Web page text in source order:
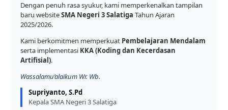
Dengan penuh rasa syukur, kami memperkenalkan tampilan
baru websiteSMA Negeri 3 Salatiga Tahun Ajaran
2025/2026.
Kami berkomitmen memperkuat Pembelajaran Mendalam
serta implementasi KKA (Koding dan Kecerdasan
Artifisial).
Wassalamu’alaikum Wr. Wb.
Supriyanto, S.Pd
Kepala SMA Negeri 3 Salatiga